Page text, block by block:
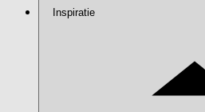
Inspiratie